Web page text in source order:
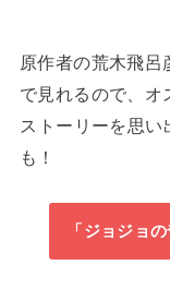
原作者の荒木飛呂
で見れるので、
ストーリーを思
も！
「ジョジョ